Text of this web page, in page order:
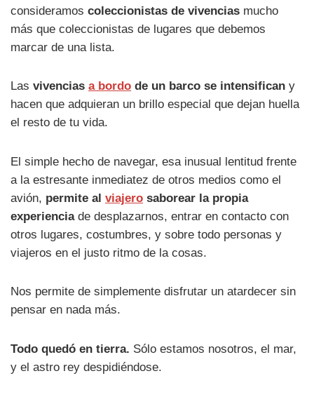
consideramos coleccionistas de vivencias mucho
más que coleccionistas de lugares que debemos
marcar de una lista.
Las vivencias a bordo de un barco se intensifican y
hacen que adquieran un brillo especial que dejan huella
el resto de tu vida.
El simple hecho de navegar, esa inusual lentitud frente
a la estresante inmediatez de otros medios como el
avión, permite al viajero saborear la propia
experienciade desplazarnos, entrar en contacto con
otros lugares, costumbres, y sobre todo personas y
viajeros en el justo ritmo de la cosas.
Nos permite de simplemente disfrutar un atardecer sin
pensar en nada más.
Todo quedó en tierra. Sólo estamos nosotros, el mar,
y el astro rey despidiéndose.